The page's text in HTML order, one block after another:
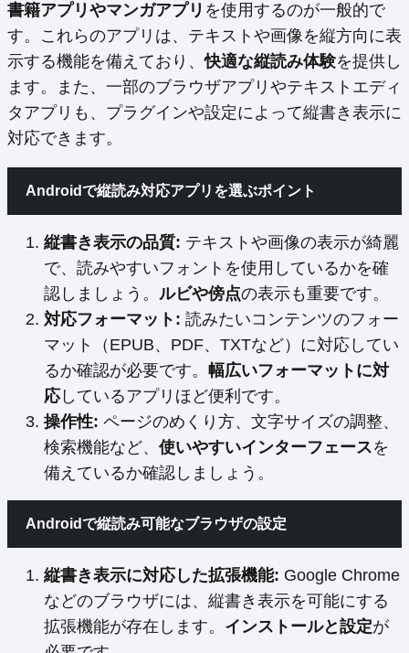
書籍アプリやマンガアプリ を使用するのが一般的で
す。これらのアプリは、テキストや画像を縦方向に表
示する機能を備えており、快適な縦読み体験を提供し
ます。また、一部のブラウザアプリやテキストエディ
タアプリも、プラグインや設定によって縦書き表示に
対応できます。
Androidで縦読み対応アプリを選ぶポイント
縦書き表示の品質: テキストや画像の表示が綺麗
で、読みやすいフォントを使用しているかを確
認しましょう。 ルビや傍点の表示も重要です。
対応フォーマット: 読みたいコンテンツのフォー
マット（EPUB、PDF、TXTなど）に対応してい
るか確認が必要です。 幅広いフォーマットに対
応しているアプリほど便利です。
操作性: ページのめくり方、文字サイズの調整、
検索機能など、 使いやすいインターフェースを
備えているか確認しましょう。
Androidで縦読み可能なブラウザの設定
縦書き表示に対応した拡張機能: Google Chrome
などのブラウザには、縦書き表示を可能にする
拡張機能が存在します。 インストールと設定が